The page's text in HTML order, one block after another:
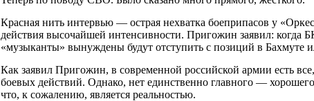
Красная нить интервью — острая нехватка боеприпасов у
действия высочайшей интенсивности. Пригожин заявил: когда
«музыканты» вынуждены будут отступить с позиций в Бахмуте
Как заявил Пригожин, в современной российской армии есть
боевых действий. Однако, нет единственно главного —
что, к сожалению, является реальностью.